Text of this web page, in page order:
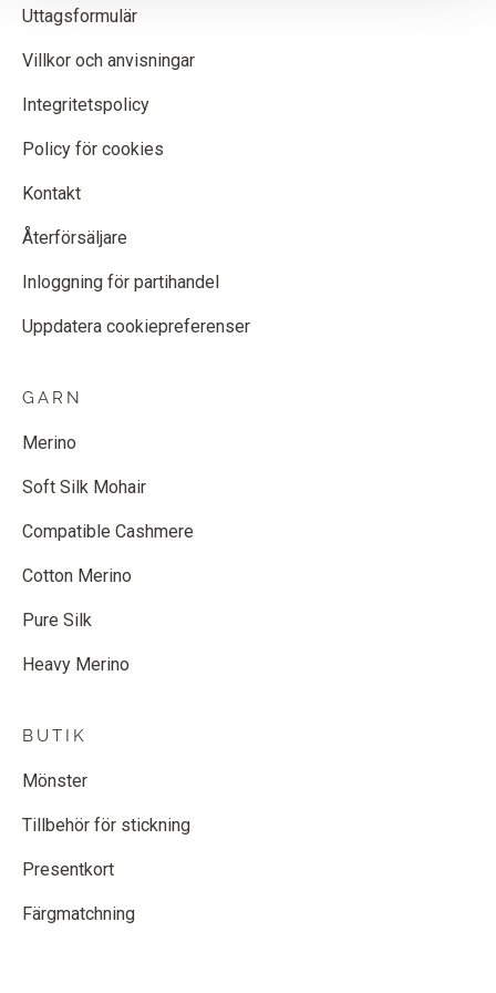
Uttagsformulär
Villkor och anvisningar
Integritetspolicy
Policy för cookies
Kontakt
Återförsäljare
Inloggning för partihandel
Uppdatera cookiepreferenser
GARN
Merino
Soft Silk Mohair
Compatible Cashmere
Cotton Merino
Pure Silk
Heavy Merino
BUTIK
Mönster
Tillbehör för stickning
Presentkort
Färgmatchning